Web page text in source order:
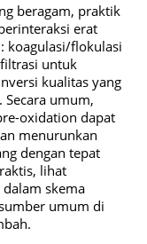
beragam, praktik
erat
koagulasi/flokulasi
untuk
kualitas yang
umum,
oxidation dapat
menurunkan
dengan tepat
lihat
skema
umum di